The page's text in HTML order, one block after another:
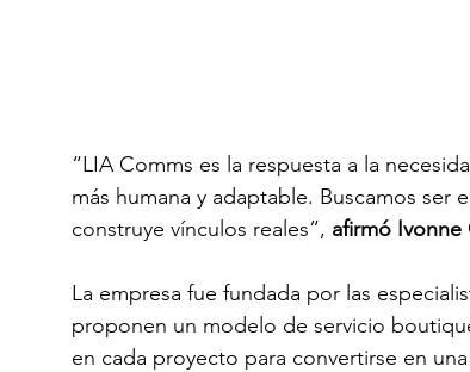
“LIA Comms es la respuesta a la
más humana y adaptable. Buscamos
construye vínculos reales”, afirmó Ivonne
La empresa fue fundada por las
proponen un modelo de servicio
en cada proyecto para convertirse en